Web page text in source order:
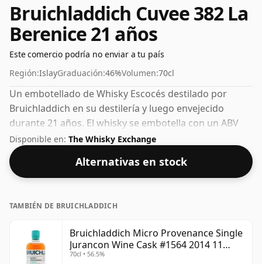
Bruichladdich Cuvee 382 La
Berenice 21 años
Este comercio podría no enviar a tu país
Región:IslayGraduación:46%Volumen:70cl
Un embotellado de Whisky Escocés destilado por
Bruichladdich en su destilería y luego envejecido
durante 21 años. El whisky se embotella con un ABV
decente del 46%, un paso por encima del nivel
estándar del 40%, y se envía en el tamaño de botella de
facto de 70 cl.
Disponible en: The Whisky Exchange
Alternativas en stock
TAMBIÉN DE BRUICHLADDICH
Bruichladdich Micro Provenance Single
Jurancon Wine Cask #1564 2014 11
años
70cl • 56.5%